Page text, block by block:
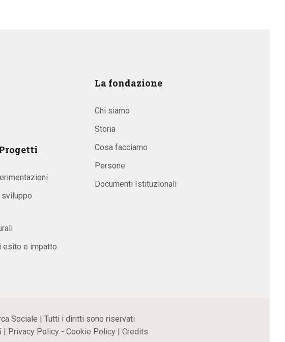
sviluppo
esito e impatto
La fondazione
Chi siamo
Storia
Cosa facciamo
Persone
Documenti Istituzionali
Sociale | Tutti i diritti sono riservati
| Privacy Policy - Cookie Policy | Credits